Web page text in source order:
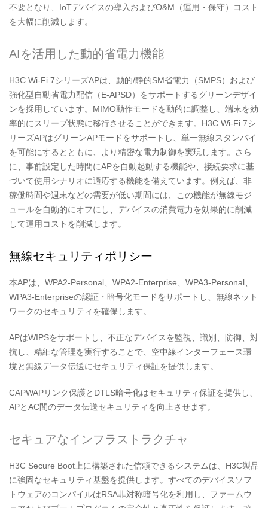
不要となり、IoTデバイスの導入およびO&M（運用・保守）コスト
を大幅に削減します。
AIを活用した動的省電力機能
H3C Wi-Fi 7シリーズAPは、動的/静的SM省電力（SMPS）および
強化型自動省電力配信（E-APSD）をサポートするグリーンデザイ
ンを採用しています。MIMO動作モードを動的に調整し、端末を効
率的にスリープ状態に移行させることができます。H3C Wi-Fi 7シ
リーズAPはグリーンAPモードをサポートし、単一無線スタンバイ
を可能にするとともに、より精密な電力制御を実現します。さら
に、事前設定した時間にAPを自動起動する機能や、接続要求に基
づいて使用シナリオに適応する機能を備えています。例えば、非
稼働時間や週末などの需要が低い期間には、この機能が無線モジ
ュールを自動的にオフにし、デバイスの消費電力を効果的に削減
して運用コストを削減します。
無線セキュリティポリシー
本APは、WPA2-Personal、WPA2-Enterprise、WPA3-Personal、
WPA3-Enterpriseの認証・暗号化モードをサポートし、無線ネット
ワークのセキュリティを確保します。
APはWIPSをサポートし、不正なデバイスを監視、識別、防御、対
抗し、精細な管理を実行することで、空中線インターフェース環
境と無線データ伝送にセキュリティ保証を提供します。
CAPWAPリンク保護とDTLS暗号化はセキュリティ保証を提供し、
APとAC間のデータ伝送セキュリティを向上させます。
セキュアなインフラストラクチャ
H3C Secure Boot上に構築された信頼できるシステムは、H3C製品
に強固なセキュリティ基盤を提供します。すべてのデバイスソフ
トウェアのコンパイルはRSA非対称暗号化を利用し、ファームウ